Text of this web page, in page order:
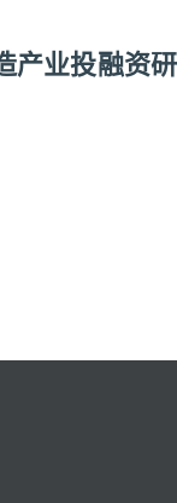
产业投融资研